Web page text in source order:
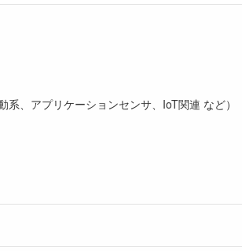
、アプリケーションセンサ、IoT関連 など）